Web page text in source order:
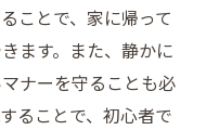
ことで、家に帰って
ます。また、静かに
ナーを守ることも必
ることで、初心者で